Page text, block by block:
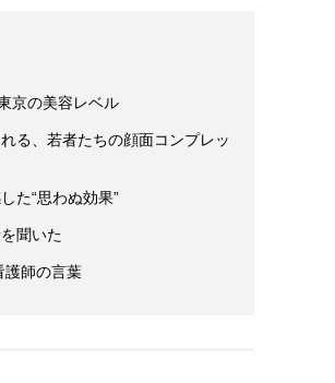
京の美容レベル
る、若者たちの顔面コンプレッ
た“思わぬ効果”
聞いた
護師の言葉